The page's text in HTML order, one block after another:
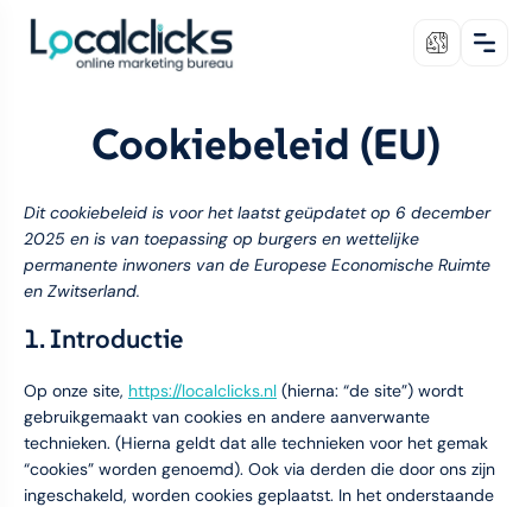
Cookiebeleid (EU)
Dit cookiebeleid is voor het laatst geüpdatet op 6 december
2025 en is van toepassing op burgers en wettelijke
permanente inwoners van de Europese Economische Ruimte
en Zwitserland.
1. Introductie
Op onze site, https://localclicks.nl (hierna: “de site”) wordt
gebruikgemaakt van cookies en andere aanverwante
technieken. (Hierna geldt dat alle technieken voor het gemak
“cookies” worden genoemd). Ook via derden die door ons zijn
ingeschakeld, worden cookies geplaatst. In het onderstaande